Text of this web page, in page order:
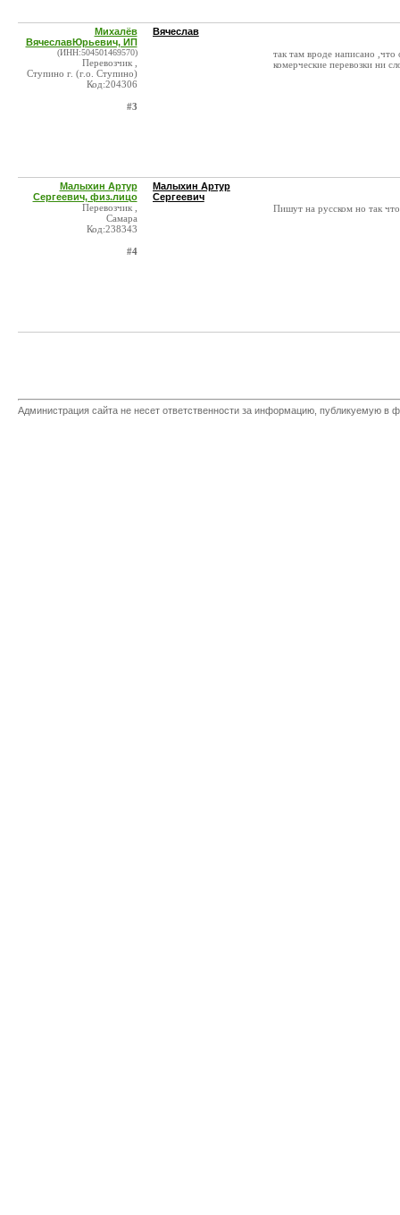
Михалёв
ВячеславЮрьевич, ИП
(ИНН:504501469570)
Перевозчик ,
Ступино г. (г.о. Ступино)
Код:204306
#3
Вячеслав
так там вроде написано
комерческие перевозки ни
Малыхин Артур
Сергеевич, физ.лицо
Перевозчик ,
Самара
Код:238343
#4
Малыхин Артур
Сергеевич
Пишут на русском но так
Администрация сайта не несет ответственности за информацию, публикуемую